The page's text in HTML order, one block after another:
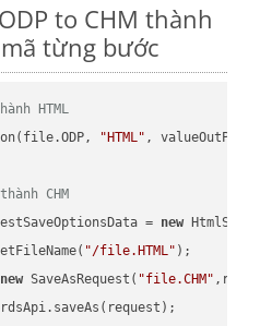
to CHM thành
từng bước
HTML
"HTML" ,
CHM
= new
"/file.HTML" );
new SaveAsRequest( "file.CHM"